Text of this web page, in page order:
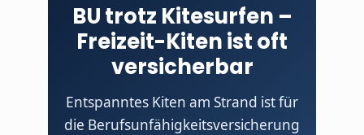
BU trotz Kitesurfen –
Freizeit-Kiten ist oft
versicherbar
Entspanntes Kiten am Strand ist für
die Berufsunfähigkeitsversicherung